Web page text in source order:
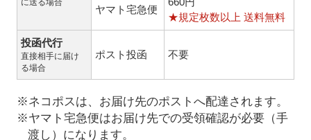
に送る場合
ヤマト宅急便
★規定枚数以上 送料無料
投函代行
直接相手に届け
る場合
ポスト投函 不要
※ネコポスは、お届け先のポストへ配達されます。
※ヤマト宅急便はお届け先での受領確認が必要（手
渡し）になります。